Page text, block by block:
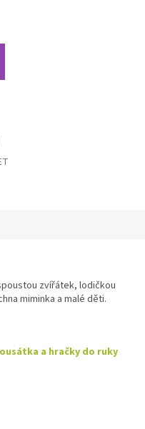
zvířátek, lodičkou
miminka a malé děti.
a hračky do ruky